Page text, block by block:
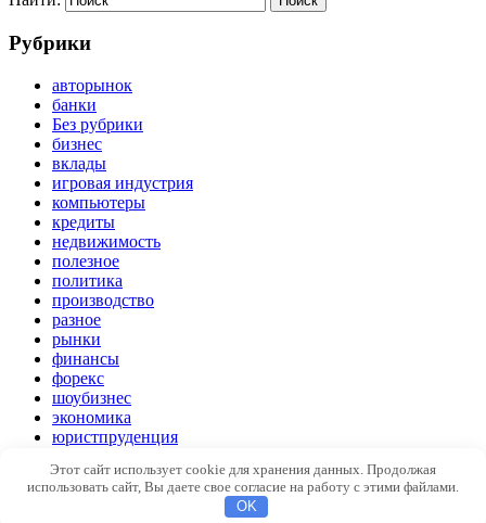
Рубрики
авторынок
банки
Без рубрики
бизнес
вклады
игровая индустрия
компьютеры
кредиты
недвижимость
полезное
политика
производство
разное
рынки
финансы
форекс
шоубизнес
экономика
юристпруденция
© Copyright 2026 -Советы и помощь бизнесу
Этот сайт использует cookie для хранения данных. Продолжая
использовать сайт, Вы даете свое согласие на работу с этими файлами.
OK